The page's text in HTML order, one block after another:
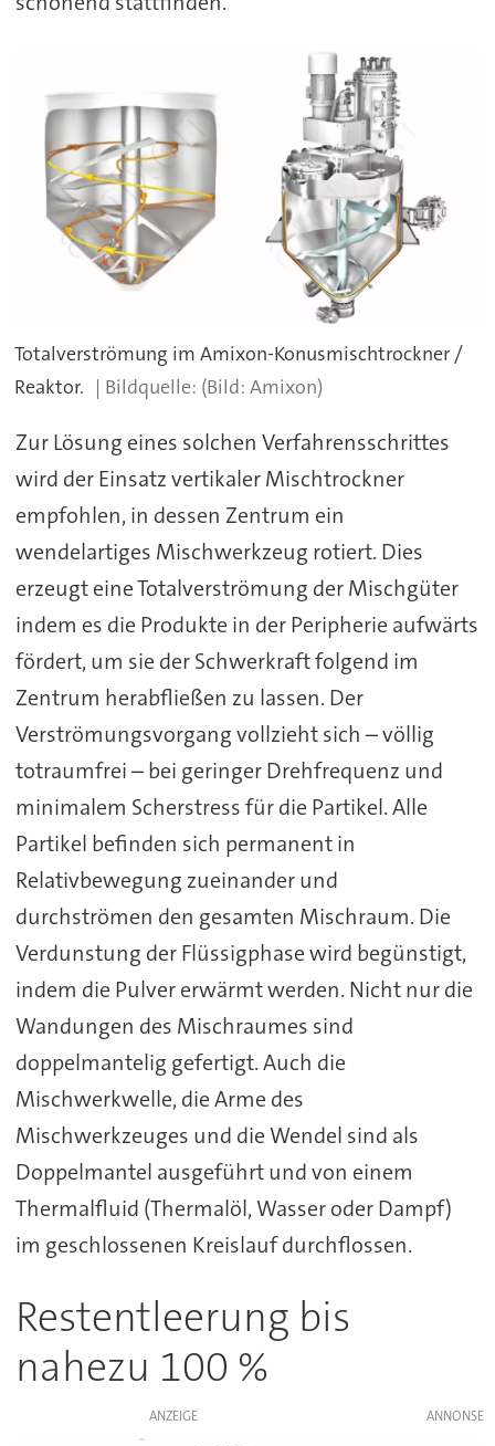
Totalverströmung im Amixon-Konusmischtrockner /
Reaktor.
(Bild: Amixon)
Zur Lösung eines solchen Verfahrensschrittes
wird der Einsatz vertikaler Mischtrockner
empfohlen, in dessen Zentrum ein
wendelartiges Mischwerkzeug rotiert. Dies
erzeugt eine Totalverströmung der Mischgüter
indem es die Produkte in der Peripherie aufwärts
fördert, um sie der Schwerkraft folgend im
Zentrum herabfließen zu lassen. Der
Verströmungsvorgang vollzieht sich – völlig
totraumfrei – bei geringer Drehfrequenz und
minimalem Scherstress für die Partikel. Alle
Partikel befinden sich permanent in
Relativbewegung zueinander und
durchströmen den gesamten Mischraum. Die
Verdunstung der Flüssigphase wird begünstigt,
indem die Pulver erwärmt werden. Nicht nur die
Wandungen des Mischraumes sind
doppelmantelig gefertigt. Auch die
Mischwerkwelle, die Arme des
Mischwerkzeuges und die Wendel sind als
Doppelmantel ausgeführt und von einem
Thermalfluid (Thermalöl, Wasser oder Dampf)
im geschlossenen Kreislauf durchflossen.
Restentleerung bis
nahezu 100 %
ANZEIGE